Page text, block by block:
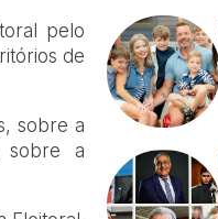
pelo
de
sobre a
sobre a